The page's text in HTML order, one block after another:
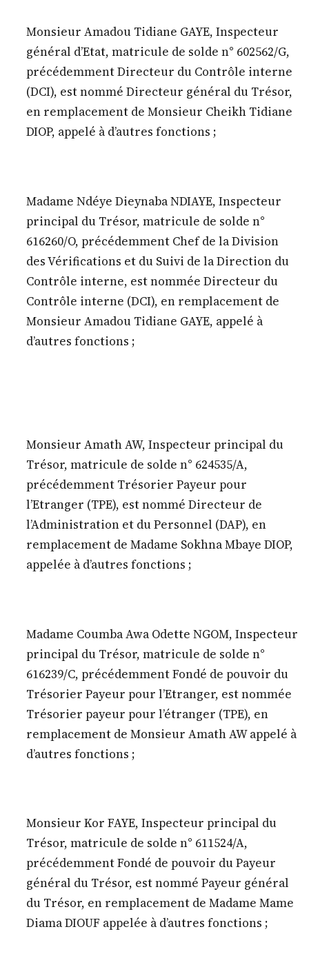
Monsieur Amadou Tidiane GAYE, Inspecteur
général d’Etat, matricule de solde n° 602562/G,
précédemment Directeur du Contrôle interne
(DCI), est nommé Directeur général du Trésor,
en remplacement de Monsieur Cheikh Tidiane
DIOP, appelé à d’autres fonctions ;
Madame Ndéye Dieynaba NDIAYE, Inspecteur
principal du Trésor, matricule de solde n°
616260/O, précédemment Chef de la Division
des Vérifications et du Suivi de la Direction du
Contrôle interne, est nommée Directeur du
Contrôle interne (DCI), en remplacement de
Monsieur Amadou Tidiane GAYE, appelé à
d’autres fonctions ;
Monsieur Amath AW, Inspecteur principal du
Trésor, matricule de solde n° 624535/A,
précédemment Trésorier Payeur pour
l’Etranger (TPE), est nommé Directeur de
l’Administration et du Personnel (DAP), en
remplacement de Madame Sokhna Mbaye DIOP,
appelée à d’autres fonctions ;
Madame Coumba Awa Odette NGOM, Inspecteur
principal du Trésor, matricule de solde n°
616239/C, précédemment Fondé de pouvoir du
Trésorier Payeur pour l’Etranger, est nommée
Trésorier payeur pour l’étranger (TPE), en
remplacement de Monsieur Amath AW appelé à
d’autres fonctions ;
Monsieur Kor FAYE, Inspecteur principal du
Trésor, matricule de solde n° 611524/A,
précédemment Fondé de pouvoir du Payeur
général du Trésor, est nommé Payeur général
du Trésor, en remplacement de Madame Mame
Diama DIOUF appelée à d’autres fonctions ;